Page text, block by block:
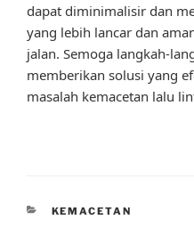
dapat diminimalisir dan
yang lebih lancar dan
jalan. Semoga langkah-
memberikan solusi yang
masalah kemacetan lalu
CATEGORIES
KEMACETAN